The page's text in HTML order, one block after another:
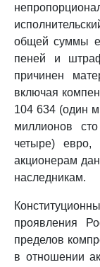
общей суммы
пеней и
причинен
включая
104 634 (один
миллионов
четыре) евро,
акционерам
наследникам.
проявления
пределов
в отношении